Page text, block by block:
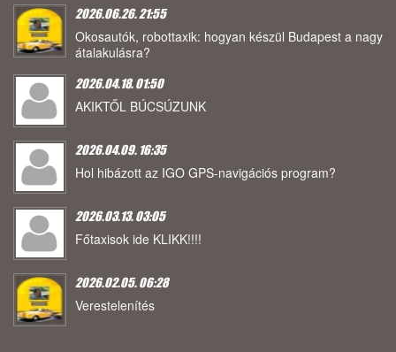
2026.06.26. 21:55
Okosautók, robottaxik: hogyan készül Budapest a nagy
átalakulásra?
2026.04.18. 01:50
AKIKTŐL BÚCSÚZUNK
2026.04.09. 16:35
Hol hibázott az IGO GPS-navigációs program?
2026.03.13. 03:05
Főtaxisok ide KLIKK!!!!
2026.02.05. 06:28
Verestelenítés